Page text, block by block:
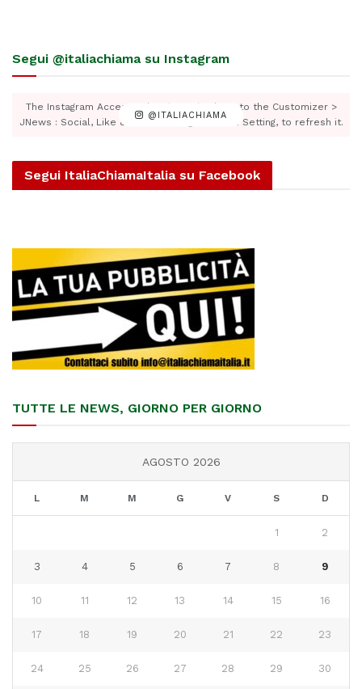
Segui @italiachiama su Instagram
@ITALIACHIAMA
The Instagram Access Token is expired, Go to the Customizer >
JNews : Social, Like & View > Instagram Feed Setting, to refresh it.
Segui ItaliaChiamaItalia su Facebook
TUTTE LE NEWS, GIORNO PER GIORNO
AGOSTO 2026
L M M G V S D
1 2
3 4 5 6 7 8 9
10 11 12 13 14 15 16
17 18 19 20 21 22 23
24 25 26 27 28 29 30